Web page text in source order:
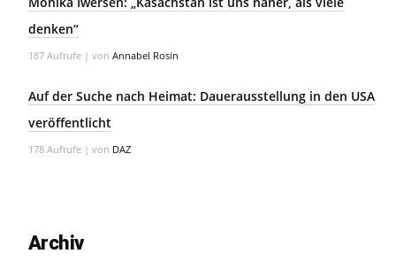
denken“
187 Aufrufe | von Annabel Rosin
Auf der Suche nach Heimat: Dauerausstellung in den USA
veröffentlicht
178 Aufrufe | von DAZ
Archiv